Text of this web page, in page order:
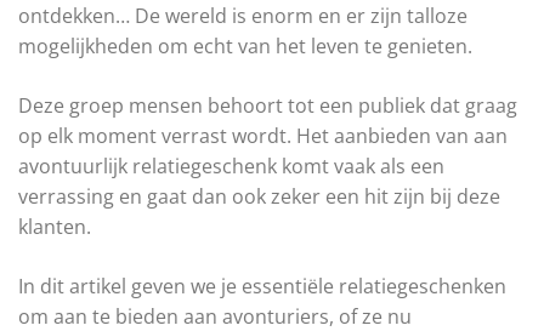
ontdekken… De wereld is enorm en er zijn talloze
mogelijkheden om echt van het leven te genieten.
Deze groep mensen behoort tot een publiek dat graag
op elk moment verrast wordt. Het aanbieden van aan
avontuurlijk relatiegeschenk komt vaak als een
verrassing en gaat dan ook zeker een hit zijn bij deze
klanten.
In dit artikel geven we je essentiële relatiegeschenken
om aan te bieden aan avonturiers, of ze nu